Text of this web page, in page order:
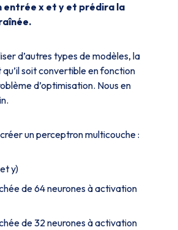
entrée x et y et prédira la
d’autres types de modèles, la
soit convertible en fonction
d’optimisation. Nous en
un perceptron multicouche :
y)
de 64 neurones à activation
de 32 neurones à activation